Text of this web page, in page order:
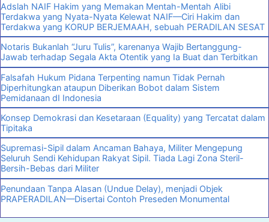
Adslah NAIF Hakim yang Memakan Mentah-Mentah Alibi
Terdakwa yang Nyata-Nyata Kelewat NAIF—Ciri Hakim dan
Terdakwa yang KORUP BERJEMAAH, sebuah PERADILAN SESAT
Notaris Bukanlah “Juru Tulis”, karenanya Wajib Bertanggung-
Jawab terhadap Segala Akta Otentik yang Ia Buat dan Terbitkan
Falsafah Hukum Pidana Terpenting namun Tidak Pernah
Diperhitungkan ataupun Diberikan Bobot dalam Sistem
Pemidanaan dI Indonesia
Konsep Demokrasi dan Kesetaraan (Equality) yang Tercatat dalam
Tipitaka
Supremasi-Sipil dalam Ancaman Bahaya, Militer Mengepung
Seluruh Sendi Kehidupan Rakyat Sipil. Tiada Lagi Zona Steril-
Bersih-Bebas dari Militer
Penundaan Tanpa Alasan (Undue Delay), menjadi Objek
PRAPERADILAN—Disertai Contoh Preseden Monumental